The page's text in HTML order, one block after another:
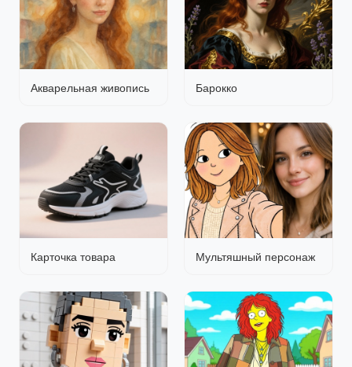
Акварельная живопись Барокко
Карточка товара Мультяшный персонаж